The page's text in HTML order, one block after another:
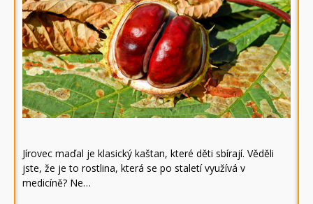
Jírovec maďal je klasický kaštan, které děti sbírají. Věděli
jste, že je to rostlina, která se po staletí využívá v
medicíně? Ne…